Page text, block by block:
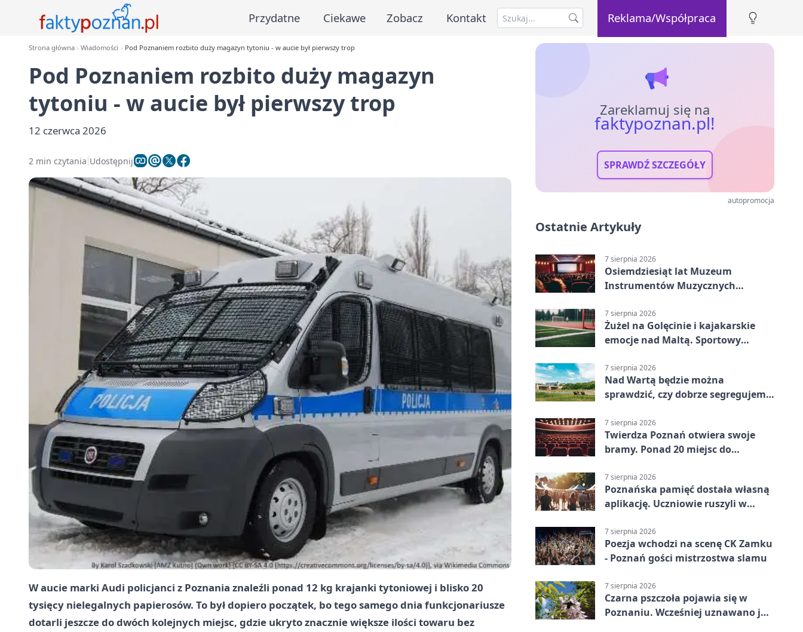
Przydatne Ciekawe Zobacz Kontakt Reklama/Współpraca
Strona główna Wiadomości Pod Poznaniem rozbito duży magazyn tytoniu - w aucie był pierwszy trop
Pod Poznaniem rozbito duży magazyn
tytoniu - w aucie był pierwszy trop
12 czerwca 2026
2 min czytania Udostępnij
W aucie marki Audi policjanci z Poznania znaleźli ponad 12 kg krajanki tytoniowej i blisko 20
tysięcy nielegalnych papierosów. To był dopiero początek, bo tego samego dnia funkcjonariusze
dotarli jeszcze do dwóch kolejnych miejsc, gdzie ukryto znacznie większe ilości towaru bez
Zareklamuj się na
faktypoznan.pl!
SPRAWDŹ SZCZEGÓŁY
autopromocja
Ostatnie Artykuły
7 sierpnia 2026
Osiemdziesiąt lat Muzeum
Instrumentów Muzycznych
7 sierpnia 2026
Żużel na Golęcinie i kajakarskie
emocje nad Maltą. Sportowy
7 sierpnia 2026
Nad Wartą będzie można
sprawdzić, czy dobrze segregujemy
7 sierpnia 2026
Twierdza Poznań otwiera swoje
bramy. Ponad 20 miejsc do
7 sierpnia 2026
Poznańska pamięć dostała własną
aplikację. Uczniowie ruszyli w
7 sierpnia 2026
Poezja wchodzi na scenę CK Zamku
- Poznań gości mistrzostwa slamu
7 sierpnia 2026
Czarna pszczoła pojawia się w
Poznaniu. Wcześniej uznawano ją